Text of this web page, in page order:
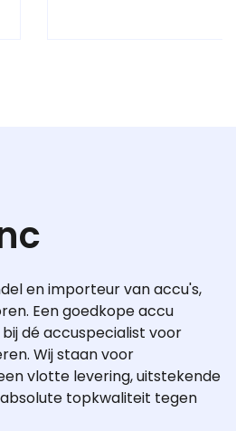
en importeur van accu's,
Een goedkope accu
dé accuspecialist voor
Wij staan voor
vlotte levering, uitstekende
topkwaliteit tegen